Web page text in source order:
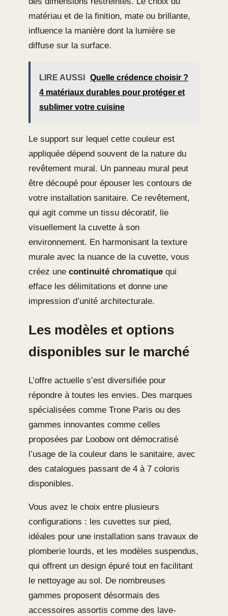
matériau et de la finition, mate ou brillante,
influence la manière dont la lumière se
diffuse sur la surface.
LIRE AUSSI
Quelle crédence choisir ?
4 matériaux durables pour protéger et
sublimer votre cuisine
Le support sur lequel cette couleur est
appliquée dépend souvent de la nature du
revêtement mural. Un panneau mural peut
être découpé pour épouser les contours de
votre installation sanitaire. Ce revêtement,
qui agit comme un tissu décoratif, lie
visuellement la cuvette à son
environnement. En harmonisant la texture
murale avec la nuance de la cuvette, vous
créez une continuité chromatique qui
efface les délimitations et donne une
impression d’unité architecturale.
Les modèles et options
disponibles sur le marché
L’offre actuelle s’est diversifiée pour
répondre à toutes les envies. Des marques
spécialisées comme Trone Paris ou des
gammes innovantes comme celles
proposées par Loobow ont démocratisé
l’usage de la couleur dans le sanitaire, avec
des catalogues passant de 4 à 7 coloris
disponibles.
Vous avez le choix entre plusieurs
configurations : les cuvettes sur pied,
idéales pour une installation sans travaux de
plomberie lourds, et les modèles suspendus,
qui offrent un design épuré tout en facilitant
le nettoyage au sol. De nombreuses
gammes proposent désormais des
accessoires assortis comme des lave-